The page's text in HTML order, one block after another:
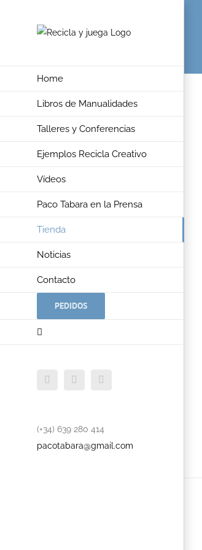
Home
Libros de Manualidades
Talleres y Conferencias
Ejemplos Recicla Creativo
Vídeos
Paco Tabara en la Prensa
Tienda
Noticias
Contacto
PEDIDOS
FacebookTwitter
(+34) 639 280 414
pacotabara@gmail.com